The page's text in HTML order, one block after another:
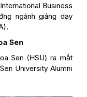
Business
ngành giảng dạy
.
Sen
Sen (HSU) ra mắt
University Alumni